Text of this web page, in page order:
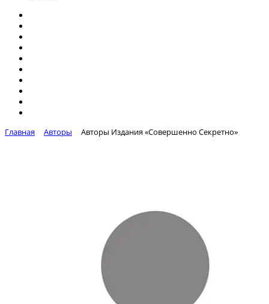
Главная Авторы Авторы Издания «Совершенно Секретно»